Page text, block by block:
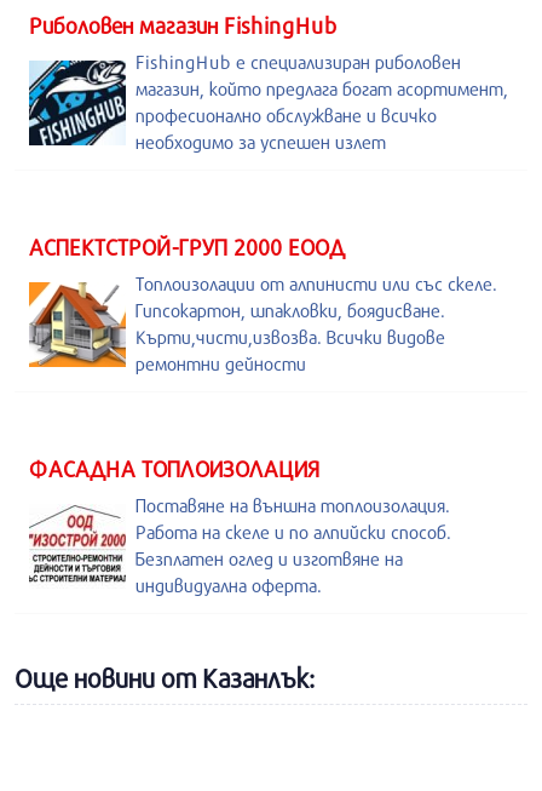
Риболовен магазин FishingHub
FishingHub е специализиран риболовен
магазин, който предлага богат асортимент,
професионално обслужване и всичко
необходимо за успешен излет
АСПЕКТСТРОЙ-ГРУП 2000 ЕООД
Топлоизолации от алпинисти или със скеле.
Гипсокартон, шпакловки, боядисване.
Кърти,чисти,извозва. Всички видове
ремонтни дейности
ФАСАДНА ТОПЛОИЗОЛАЦИЯ
Поставяне на външна топлоизолация.
Работа на скеле и по алпийски способ.
Безплатен оглед и изготвяне на
индивидуална оферта.
Още новини от Казанлък: